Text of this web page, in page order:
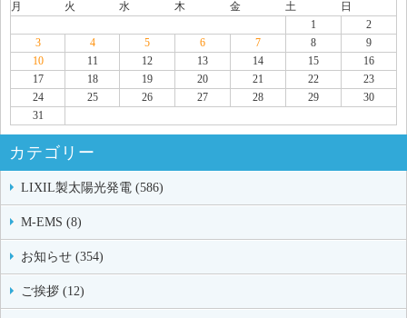
月
火 水 木 金 土
日
1
2
3
4 5 6 7 8
9
10
11 12 13 14 15
16
17
18 19 20 21 22
23
24
25 26 27 28 29
30
31
カテゴリー
LIXIL製太陽光発電 (586)
M-EMS (8)
お知らせ (354)
ご挨拶 (12)